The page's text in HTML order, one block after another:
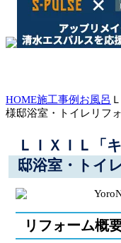
HOME施工事例 お風呂
様邸浴室・トイレリフ
ＬＩＸＩＬ「
邸浴室・トイ
リフォーム概